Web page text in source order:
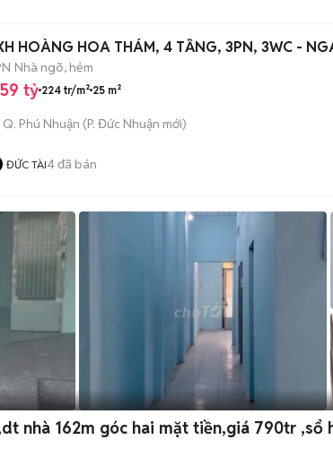
HOÀNG HOA THÁM, 4 TẦNG, 3PN, 3WC -
Nhà ngõ, hẻm
tỷ 224 tr/m² 25 m²
Q. Phú Nhuận (P. Đức Nhuận mới)
ĐỨC TÀI4đã bán
nhà 162m góc hai mặt tiền,giá 790tr ,sổ